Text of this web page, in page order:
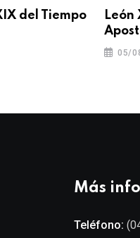
del Tiempo
León
05/
Más
Teléfono: